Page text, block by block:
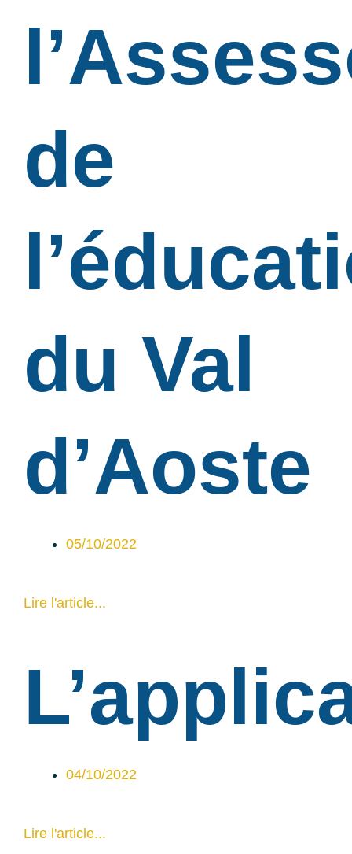
de
du Val
d’Aoste
05/10/2022
Lire l'article...
04/10/2022
Lire l'article...